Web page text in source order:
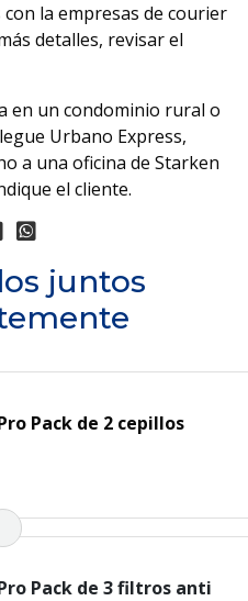
la empresas de courier
detalles, revisar el
en un condominio rural o
Urbano Express,
a una oficina de Starken
el cliente.
juntos
Pack de 2 cepillos
Pack de 3 filtros anti